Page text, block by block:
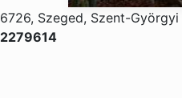
6726, Szeged, Szent-Györgyi
2279614